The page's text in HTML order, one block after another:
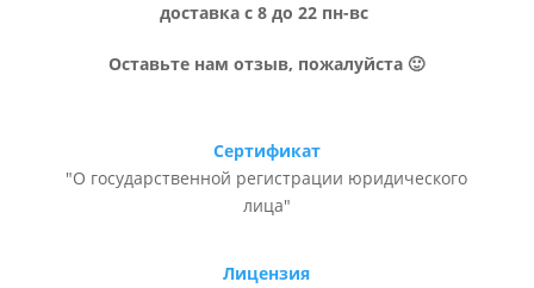
доставка с 8 до 22 пн-вс
Оставьте нам отзыв, пожалуйста 🙂
Сертификат
"О государственной регистрации юридического
лица"
Лицензия